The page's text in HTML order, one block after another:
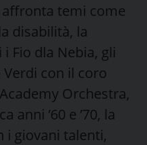
temi come
disabilità, la
Fio dla Nebia, gli
con il coro
Orchestra,
anni ’60 e ’70, la
i giovani talenti,